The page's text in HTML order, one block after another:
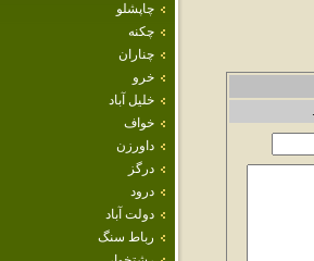
چاپشلو
چکنه
چناران
خرو
خليل آباد
خواف
داورزن
درگز
درود
دولت آباد
رباط سنگ